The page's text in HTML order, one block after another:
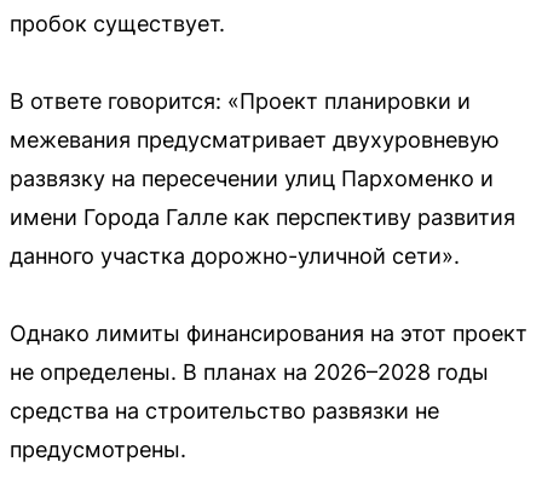
пробок существует.
В ответе говорится: «Проект планировки и
межевания предусматривает двухуровневую
развязку на пересечении улиц Пархоменко и
имени Города Галле как перспективу развития
данного участка дорожно-уличной сети».
Однако лимиты финансирования на этот проект
не определены. В планах на 2026–2028 годы
средства на строительство развязки не
предусмотрены.